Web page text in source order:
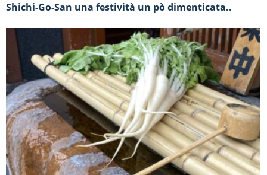
Shichi-Go-San una festività un pò dimenticata..